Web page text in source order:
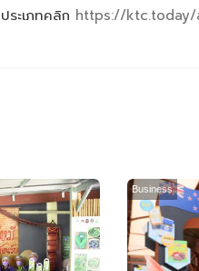
ระเภทคลิก https://
Business